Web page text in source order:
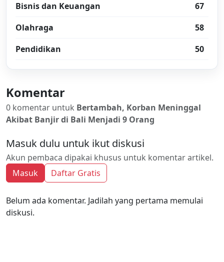
Bisnis dan Keuangan
67
Olahraga
58
Pendidikan
50
Komentar
0 komentar untuk Bertambah, Korban Meninggal
Akibat Banjir di Bali Menjadi 9 Orang
Masuk dulu untuk ikut diskusi
Akun pembaca dipakai khusus untuk komentar artikel.
Masuk
Daftar Gratis
Belum ada komentar. Jadilah yang pertama memulai
diskusi.